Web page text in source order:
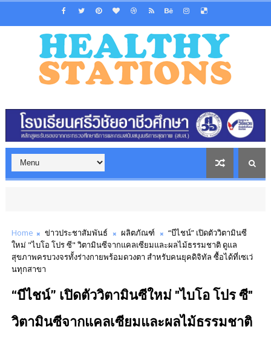
Home ข่าวประชาสัมพันธ์ ผลิตภัณฑ์
“บีไชน์” เปิดตัววิตามินซี
ใหม่ "ไบโอ โปร ซี" วิตามินซีจากแคลเซียมและผลไม้ธรรมชาติ ดูแล
สุขภาพครบวงจรทั้งร่างกายพร้อมดวงตา สำหรับคนยุคดิจิทัล ซื้อได้ที่เซเว่
นทุกสาขา
“บีไชน์” เปิดตัววิตามินซีใหม่ "ไบโอ โปร ซี"
วิตามินซีจากแคลเซียมและผลไม้ธรรมชาติ